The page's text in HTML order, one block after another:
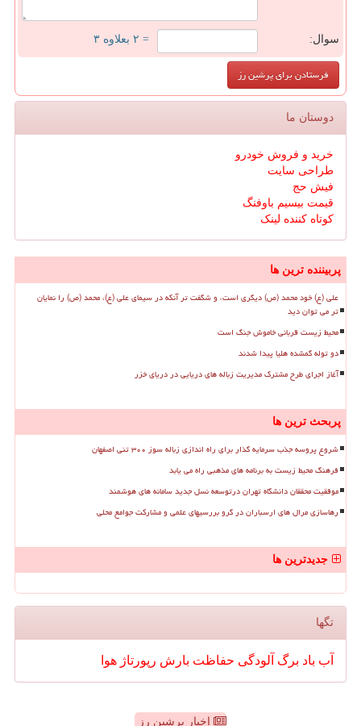
سوال: = ۲ بعلاوه ۳
دوستان ما
خرید و فروش خودرو
طراحی سایت
فیش حج
قیمت بیسیم باوفنگ
کوتاه کننده لینک
پربیننده ترین ها
علی (ع) خود محمد (ص) دیگری است، و شگفت تر آنکه در سیمای علی (ع)، محمد (ص) را نمایان
تر می توان دید
محیط زیست قربانی خاموش جنگ است
دو توله گمشده هلیا پیدا شدند
آغاز اجرای طرح مشترک مدیریت زباله های دریایی در دریای خزر
پربحث ترین ها
شروع پروسه جذب سرمایه گذار برای راه اندازی زباله سوز ۳۰۰ تنی اصفهان
فرهنگ محیط زیست به برنامه های مذهبی راه می یابد
موفقیت محققان دانشگاه تهران درتوسعه نسل جدید سامانه های هوشمند
رهاسازی مرال های ارسباران در گرو بررسیهای علمی و مشارکت جوامع محلی
جدیدترین ها
تگها
آب باد برگ آلودگی حفاظت بارش رپورتاژ هوا
اخبار پرشین رز